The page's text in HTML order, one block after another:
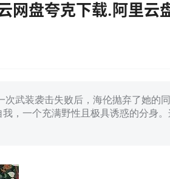
网盘夸克下载.阿里
次武装袭击失败后，海伦抛弃了她的
，一个充满野性且极具诱惑的分身